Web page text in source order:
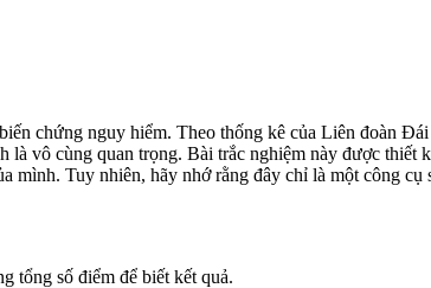
chứng nguy hiểm. Theo thống kê của Liên đoàn
vô cùng quan trọng. Bài trắc nghiệm này được thiết
Tuy nhiên, hãy nhớ rằng đây chỉ là một công cụ
tổng số điểm để biết kết quả.